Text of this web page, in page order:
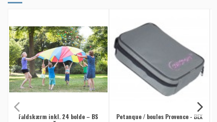
Faldskærm inkl. 24 bolde – BS
Petanque / boules Provence - BEX